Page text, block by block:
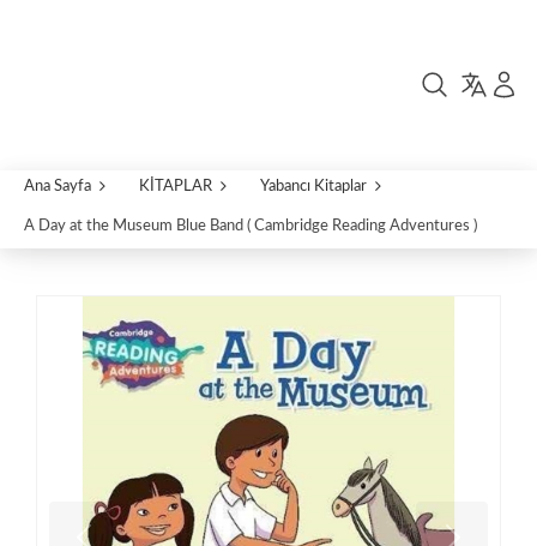
Ana Sayfa KİTAPLAR Yabancı Kitaplar
A Day at the Museum Blue Band ( Cambridge Reading Adventures )